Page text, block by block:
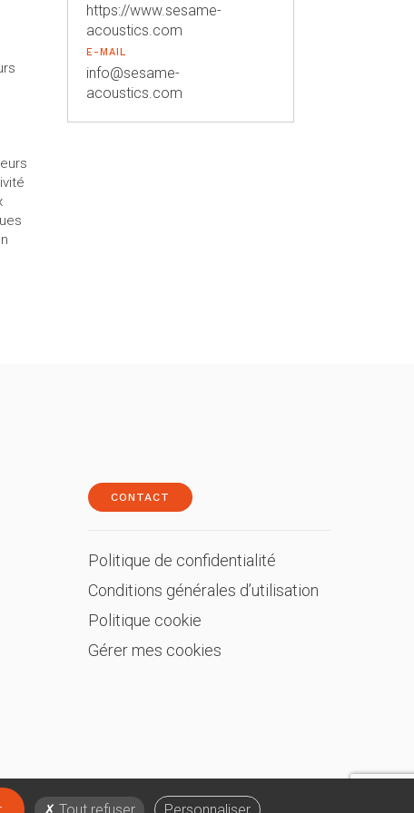
https://www.sesame-
acoustics.com
E-MAIL
info@sesame-
acoustics.com
CONTACT
Politique de confidentialité
Conditions générales d’utilisation
Politique cookie
Gérer mes cookies